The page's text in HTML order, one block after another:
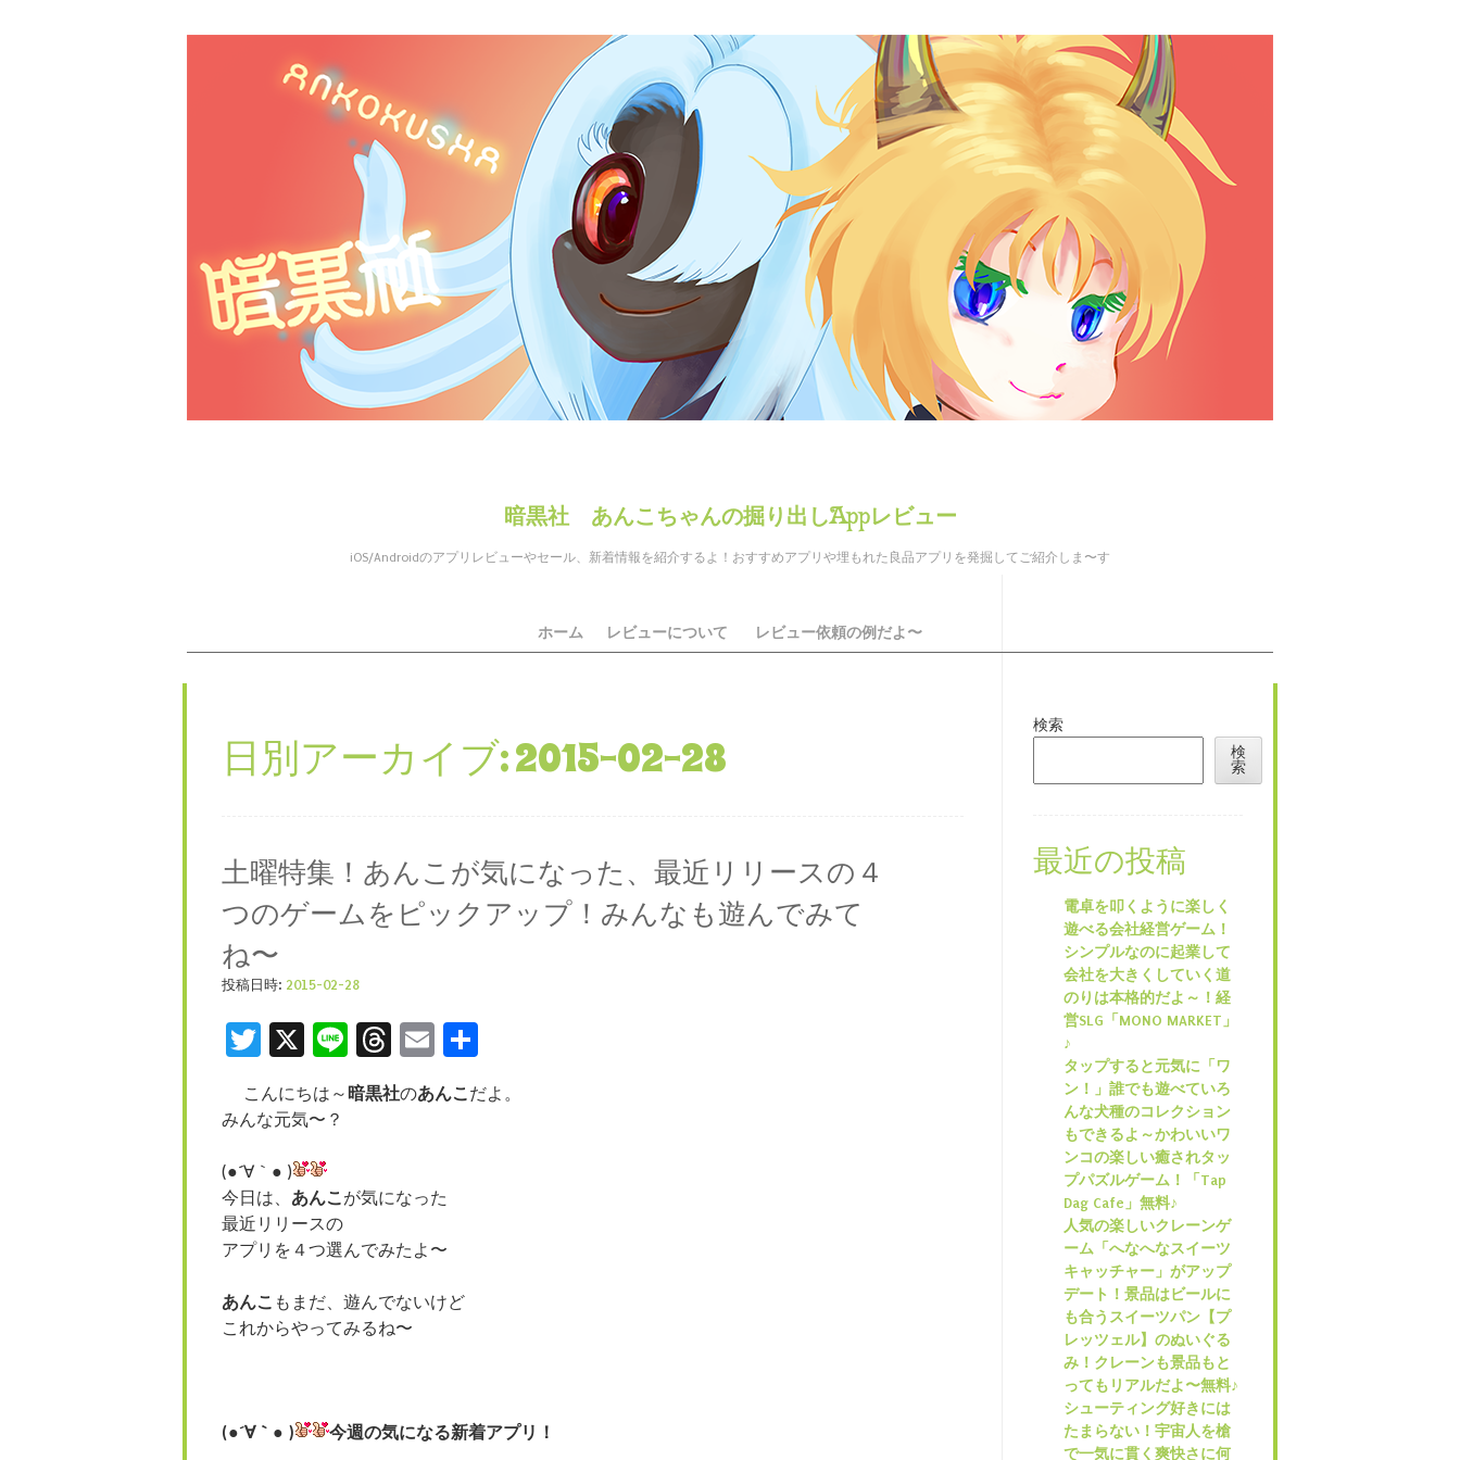
暗黒社 あんこちゃんの掘り出しAppレビュー
iOS/Androidのアプリレビューやセール、新着情報を紹介するよ！おすすめアプリや埋もれた良品アプリを発掘してご紹介しま〜す
メニュー ホーム レビューについて レビュー依頼の例だよ〜
日別アーカイブ:2015-02-28
土曜特集！あんこが気になった、最近リリースの４
つのゲームをピックアップ！みんなも遊んでみて
ね〜
投稿日時: 2015-02-28
Twitter
X LineThreads
Email
こんにちは～ 暗黒社のあんこだよ。
みんな元気〜？
(●´∀｀● )
今日は、 あんこが気になった
最近リリースの
アプリを４つ選んでみたよ〜
あんこ もまだ、遊んでないけど
これからやってみるね〜
(●´∀｀● ) 今週の気になる新着アプリ！
検索
検
索
最近の投稿
電卓を叩くように楽しく
遊べる会社経営ゲーム！
シンプルなのに起業して
会社を大きくしていく道
のりは本格的だよ～！経
営SLG「MONO MARKET」
♪
タップすると元気に「ワ
ン！」誰でも遊べていろ
んな犬種のコレクション
もできるよ～かわいいワ
ンコの楽しい癒されタッ
プパズルゲーム！「Tap
Dag Cafe」無料♪
人気の楽しいクレーンゲ
ーム「へなへなスイーツ
キャッチャー」がアップ
デート！景品はビールに
も合うスイーツパン【プ
レッツェル】のぬいぐる
み！クレーンも景品もと
ってもリアルだよ〜無料♪
シューティング好きには
たまらない！宇宙人を槍
で一気に貫く爽快さに何